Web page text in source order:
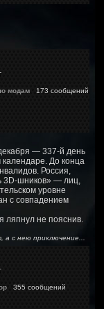
модам 173 сообщений
— 337-й день
календаре. До конца
Россия,
3D-шников» — лиц,
уровне
с совпадением
ляпнул не пояснив.
а с нею приключение...
355 сообщений